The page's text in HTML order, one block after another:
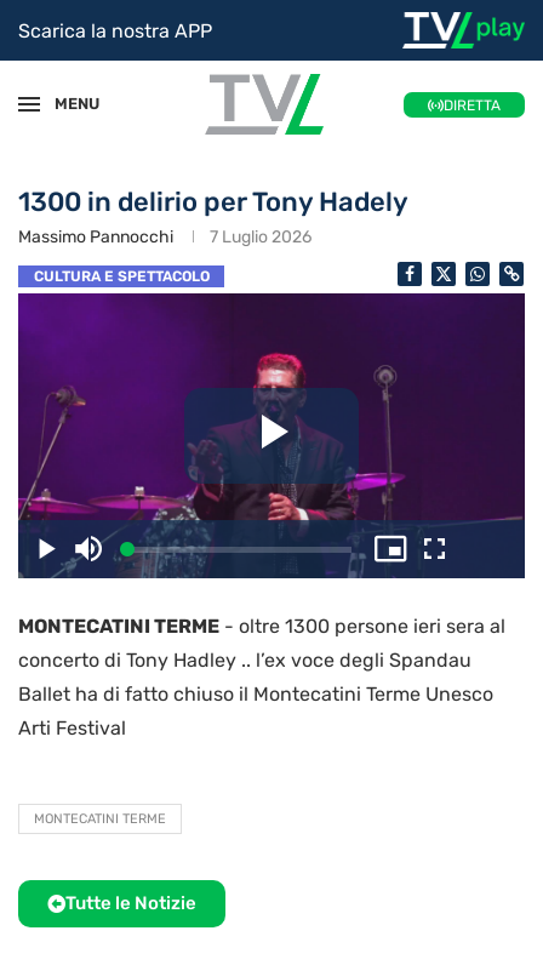
Scarica la nostra APP
MENU DIRETTA
1300 in delirio per Tony Hadely
Massimo Pannocchi 7 Luglio 2026
CULTURA E SPETTACOLO
il
video
PlayDisattiva
l’audio
Caricato:
2.60%
Picture-
in-
Schermo
intero
MONTECATINI TERME - oltre 1300 persone ieri sera al
concerto di Tony Hadley .. l’ex voce degli Spandau
Ballet ha di fatto chiuso il Montecatini Terme Unesco
Arti Festival
MONTECATINI TERME
Tutte le Notizie